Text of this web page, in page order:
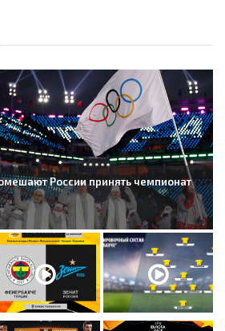
России принять чемпионат